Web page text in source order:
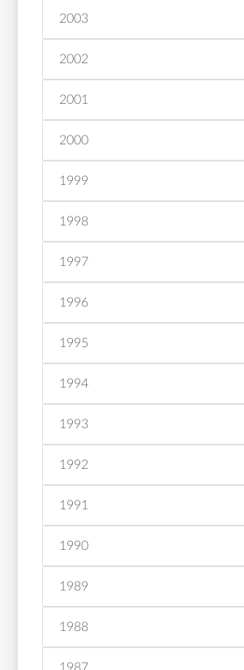
2003
2002
2001
2000
1999
1998
1997
1996
1995
1994
1993
1992
1991
1990
1989
1988
1987